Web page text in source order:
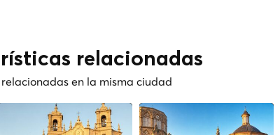
relacionadas
en la misma ciudad